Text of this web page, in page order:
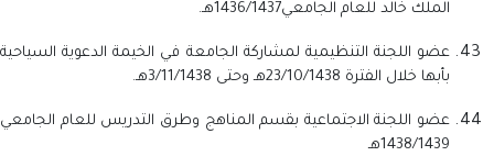
الملك خالد للعام الجامعي1436/1437هـ.
عضو اللجنة التنظيمية لمشاركة الجامعة في الخيمة الدعوية السياحية
بأبها خلال الفترة 23/10/1438هـ وحتى 3/11/1438هـ.
عضو اللجنة الاجتماعية بقسم المناهج وطرق التدريس للعام الجامعي
1438/1439هـ